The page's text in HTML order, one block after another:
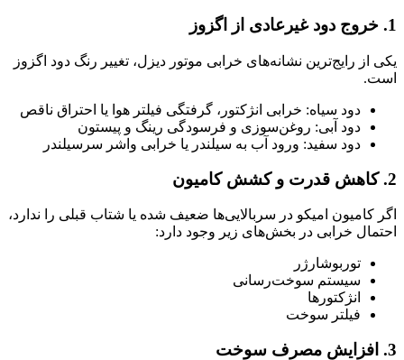
1. خروج دود غیرعادی از اگزوز
یکی از رایج‌ترین نشانه‌های خرابی موتور دیزل، تغییر رنگ دود اگزوز
است.
دود سیاه: خرابی انژکتور، گرفتگی فیلتر هوا یا احتراق ناقص
دود آبی: روغن‌سوزی و فرسودگی رینگ و پیستون
دود سفید: ورود آب به سیلندر یا خرابی واشر سرسیلندر
2. کاهش قدرت و کشش کامیون
اگر کامیون امیکو در سربالایی‌ها ضعیف شده یا شتاب قبلی را ندارد،
احتمال خرابی در بخش‌های زیر وجود دارد:
توربوشارژر
سیستم سوخت‌رسانی
انژکتورها
فیلتر سوخت
3. افزایش مصرف سوخت